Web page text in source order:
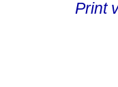
Print